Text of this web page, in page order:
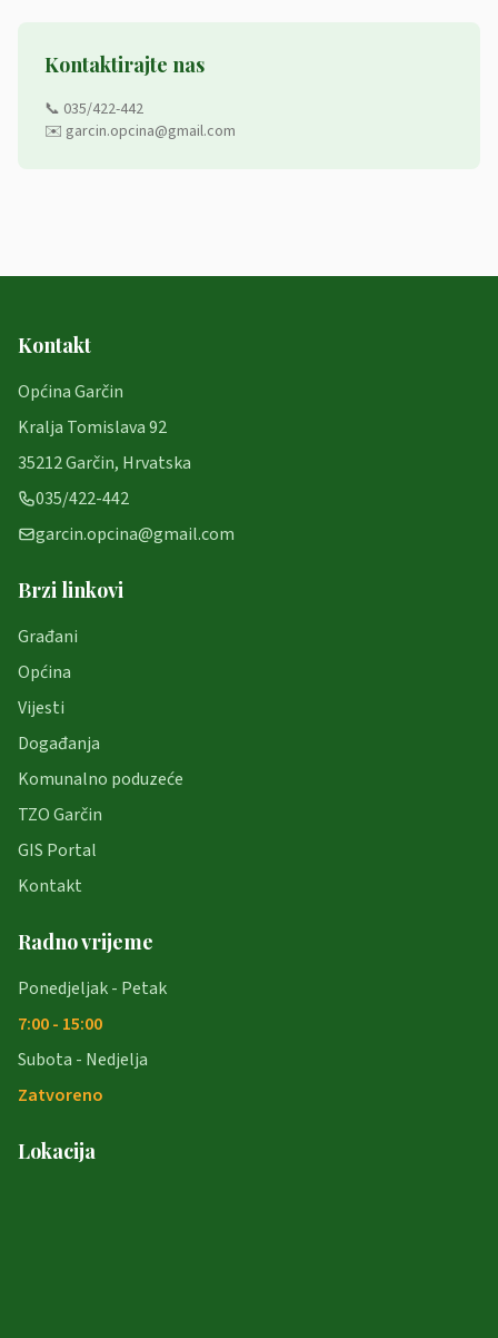
Kontaktirajte nas
📞 035/422-442
✉️ garcin.opcina@gmail.com
Kontakt
Općina Garčin
Kralja Tomislava 92
35212 Garčin, Hrvatska
035/422-442
garcin.opcina@gmail.com
Brzi linkovi
Građani
Općina
Vijesti
Događanja
Komunalno poduzeće
TZO Garčin
GIS Portal
Kontakt
Radno vrijeme
Ponedjeljak - Petak
7:00 - 15:00
Subota - Nedjelja
Zatvoreno
Lokacija